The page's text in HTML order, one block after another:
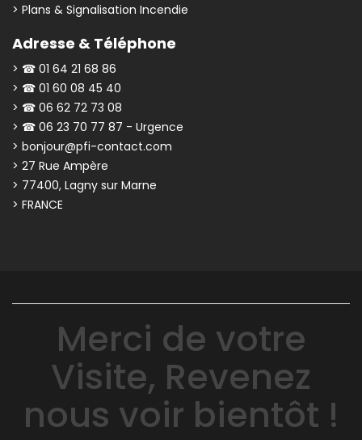
> Plans & Signalisation Incendie
Adresse & Téléphone
> ☎ 01 64 21 68 86
> ☎ 01 60 08 45 40
> ☎ 06 62 72 73 08
> ☎ 06 23 70 77 87 - Urgence
> bonjour@pfi-contact.com
> 27 Rue Ampère
> 77400, Lagny sur Marne
> FRANCE
Merci de votre
Visite, Revenez
nous voir bientôt !